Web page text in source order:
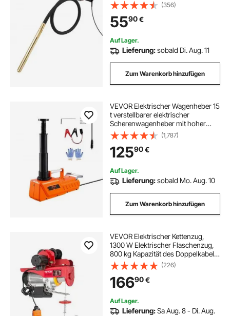
mit 2 m Schaftstange, tragbarer
Bleistift-Zementrüttler zum
Entfernen von Luftblasen und
Mischen von Beton
(356)
5590€
Auf Lager.
Lieferung:sobald Di. Aug. 11
Zum Warenkorb hinzufügen
VEVOR Elektrischer Wagenheber 15
t verstellbarer elektrischer
Scherenwagenheber mit hoher
Tragkraft, 12-V-
Reifenwechselersatz mit Dual-
Power & LED-Licht, Wagenheber-
Set für Limousine SUV Lkw
(1,787)
12590€
Auf Lager.
Lieferung:sobald Mo. Aug. 10
Zum Warenkorb hinzufügen
VEVOR Elektrischer Kettenzug,
1300 W Elektrischer Flaschenzug,
800 kg Kapazität des Doppelkabels
Hebezug Kettenaufzug aus Stahl,
Nennlast 1 T Seilhebezug mit
Wagen, Kettenzug Seilwinde für
Fabriken
(226)
16690€
Auf Lager.
Lieferung:Sa Aug. 8 - Di. Aug.